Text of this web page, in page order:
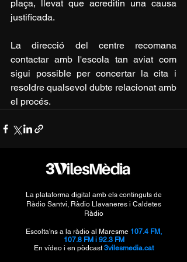
plaça, llevat que acreditin una causa
justificada.
La direcció del centre recomana
contactar amb l'escola tan aviat com
sigui possible per concertar la cita i
resoldre qualsevol dubte relacionat amb
el procés.
La plataforma digital amb els continguts de
Ràdio Santvi, Ràdio Llavaneres i Caldetes
Ràdio
Escolta'ns a la ràdio al Maresme 107.4 FM,
107.8 FM i 92.3 FM
En vídeo i en pòdcast 3vilesmedia.cat